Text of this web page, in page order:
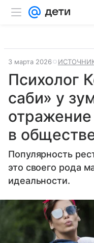
3 марта 2026
Психолог
саби» у
в
Популярность
это своего рода
идеальности.